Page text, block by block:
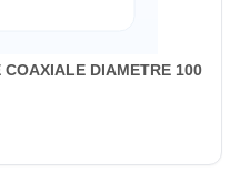
COAXIALE DIAMETRE 100